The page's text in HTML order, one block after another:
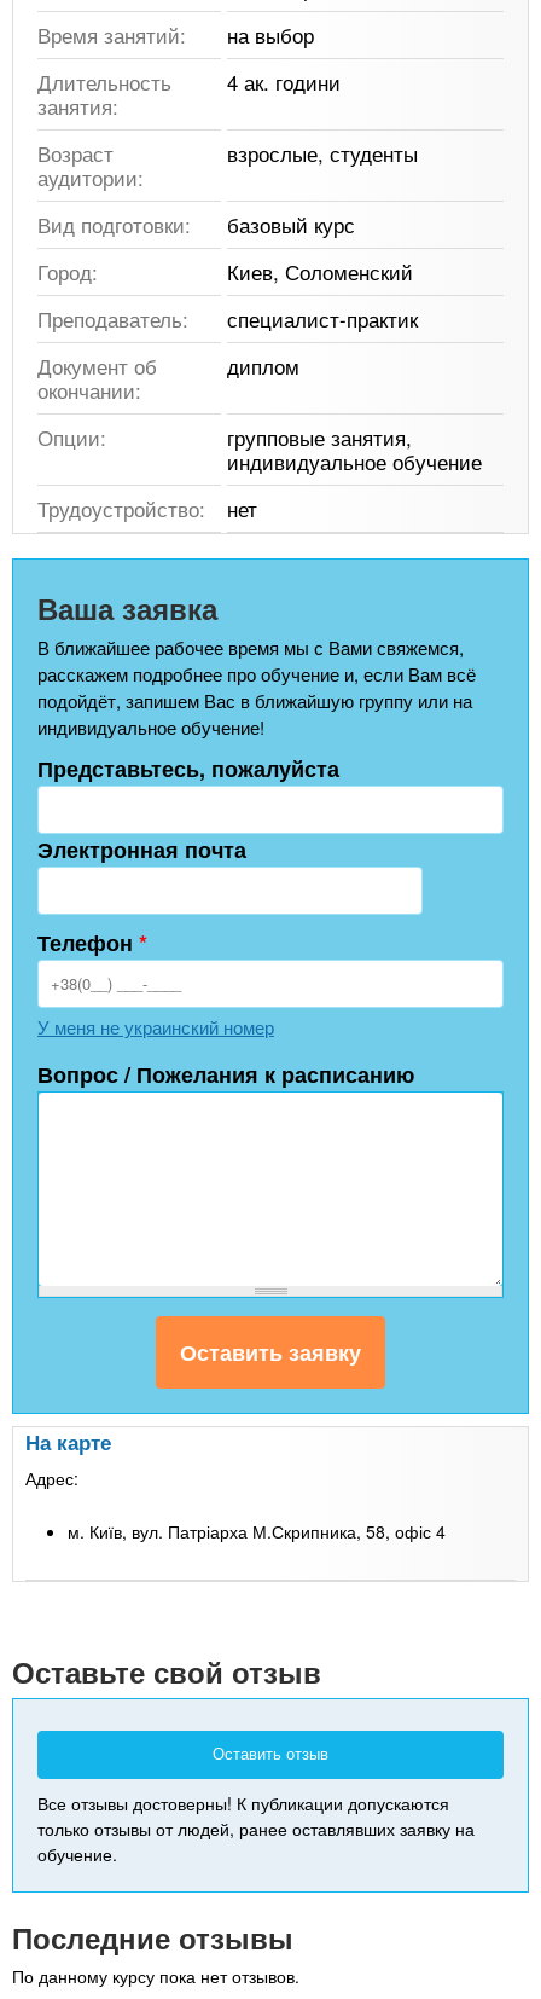
Время занятий:
на выбор
Длительность
занятия:
4 ак. години
Возраст
аудитории:
взрослые, студенты
Вид подготовки:
базовый курс
Город:
Киев, Соломенский
Преподаватель:
специалист-практик
Документ об
окончании:
диплом
Опции:
групповые занятия,
индивидуальное обучение
Трудоустройство:
нет
Ваша заявка
В ближайшее рабочее время мы с Вами свяжемся,
расскажем подробнее про обучение и, если Вам всё
подойдёт, запишем Вас в ближайшую группу или на
индивидуальное обучение!
Представьтесь, пожалуйста
Электронная почта
Телефон *
У меня не украинский номер
Вопрос / Пожелания к расписанию
На карте
Адрес:
м. Київ, вул. Патріарха М.Скрипника, 58, офіс 4
Оставьте свой отзыв
Оставить отзыв
Все отзывы достоверны! К публикации допускаются
только отзывы от людей, ранее оставлявших заявку на
обучение.
Последние отзывы
По данному курсу пока нет отзывов.